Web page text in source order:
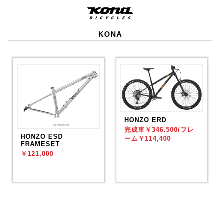
KONA
HONZO ESD
FRAMESET
￥121,000
HONZO ERD
完成車￥346.500/フレ
ーム￥114,400